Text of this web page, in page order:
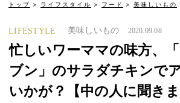
トップ ライフスタイル フード 美味しいもの
LIFESTYLE 美味しいもの 2020.09.08
忙しいワーママの味方、
ブン」のサラダチキンで
いかが？【中の人に聞き